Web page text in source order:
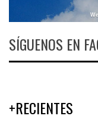
SÍGUENOS EN
+RECIENTES